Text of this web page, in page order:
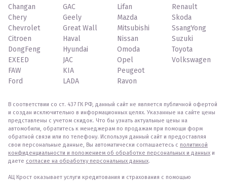
Changan
Chery
Chevrolet
Citroen
DongFeng
EXEED
FAW
Ford
GAC
Geely
Great Wall
Haval
Hyundai
JAC
KIA
LADA
Lifan
Mazda
Mitsubishi
Nissan
Omoda
Opel
Peugeot
Ravon
Renault
Skoda
SsangYong
Suzuki
Toyota
Volkswagen
В соответствии со ст. 437 ГК РФ, данный сайт не является публичной офертой
и создан исключительно в информационных целях. Указанные на сайте цены
представлены с учетом скидок. Что бы узнать актуальные цены на
автомобили, обратитесь к менеджерам по продажам при помощи форм
обратной связи или по телефону. Используя данный сайт и предоставляя
свои персональные данные, Вы автоматически соглашаетесь с политикой
конфиденциальности и положением об обработке персональных и данных и
даете согласие на обработку персональных данных.
АЦ Крост оказывает услуги кредитования и страхования с помощью